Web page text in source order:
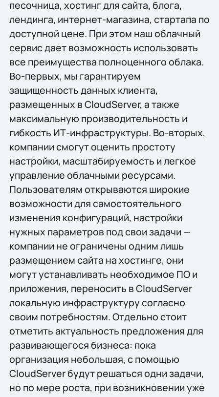
песочница, хостинг для сайта, блога,
лендинга, интернет-магазина, стартапа по
доступной цене. При этом наш облачный
сервис дает возможность использовать
все преимущества полноценного облака.
Во-первых, мы гарантируем
защищенность данных клиента,
размещенных в CloudServer, а также
максимальную производительность и
гибкость ИТ-инфраструктуры. Во-вторых,
компании смогут оценить простоту
настройки, масштабируемость и легкое
управление облачными ресурсами.
Пользователям открываются широкие
возможности для самостоятельного
изменения конфигураций, настройки
нужных параметров под свои задачи —
компании не ограничены одним лишь
размещением сайта на хостинге, они
могут устанавливать необходимое ПО и
приложения, переносить в CloudServer
локальную инфраструктуру согласно
своим потребностям. Отдельно стоит
отметить актуальность предложения для
развивающегося бизнеса: пока
организация небольшая, с помощью
CloudServer будут решаться одни задачи,
но по мере роста, при возникновении уже